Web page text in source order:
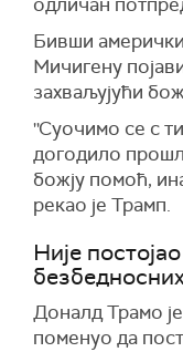
Бивши
Мичигену
захваљујући
''Суочимо се с
догодило
божју помоћ,
рекао је Трамп.
Није
Доналд Трамо
поменуо да